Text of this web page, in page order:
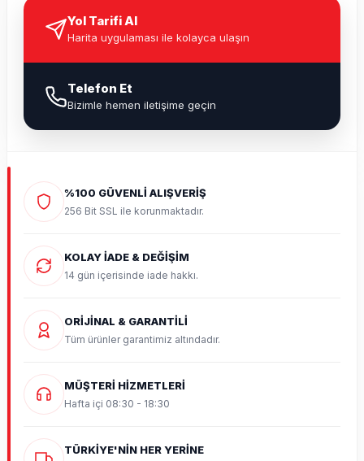
Yol Tarifi Al
Harita uygulaması ile kolayca ulaşın
Telefon Et
Bizimle hemen iletişime geçin
%100 GÜVENLİ ALIŞVERİŞ
256 Bit SSL ile korunmaktadır.
KOLAY İADE & DEĞİŞİM
14 gün içerisinde iade hakkı.
ORİJİNAL & GARANTİLİ
Tüm ürünler garantimiz altındadır.
MÜŞTERİ HİZMETLERİ
Hafta içi 08:30 - 18:30
TÜRKİYE'NİN HER YERİNE